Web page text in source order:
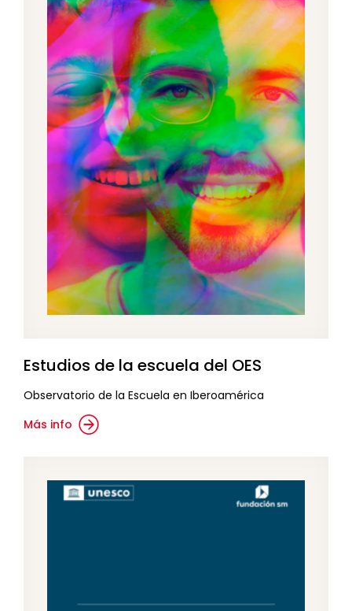
Estudios de la escuela del OES
Observatorio de la Escuela en Iberoamérica
Más info